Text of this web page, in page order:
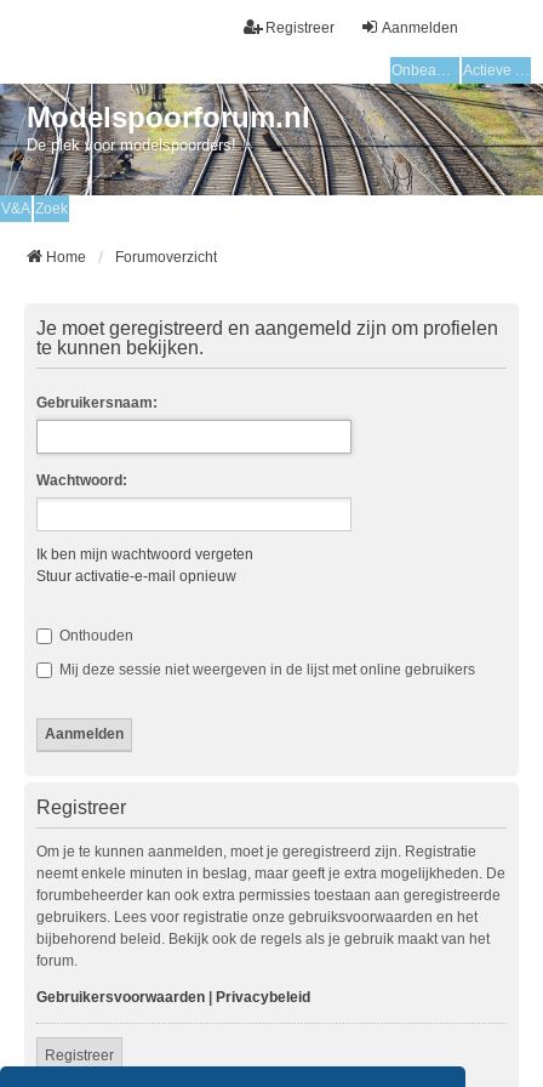
Aanmelden
Registreer
Onbeantwoorde onderwerpen Actieve onderwerpen
Modelspoorforum.nl
De plek voor modelspoorders!
V&A Zoek
Home Forumoverzicht
Je moet geregistreerd en aangemeld zijn om profielen
te kunnen bekijken.
Gebruikersnaam:
Wachtwoord:
Ik ben mijn wachtwoord vergeten
Stuur activatie-e-mail opnieuw
Onthouden
Mij deze sessie niet weergeven in de lijst met online gebruikers
Registreer
Om je te kunnen aanmelden, moet je geregistreerd zijn. Registratie
neemt enkele minuten in beslag, maar geeft je extra mogelijkheden. De
forumbeheerder kan ook extra permissies toestaan aan geregistreerde
gebruikers. Lees voor registratie onze gebruiksvoorwaarden en het
bijbehorend beleid. Bekijk ook de regels als je gebruik maakt van het
forum.
Gebruikersvoorwaarden | Privacybeleid
Registreer